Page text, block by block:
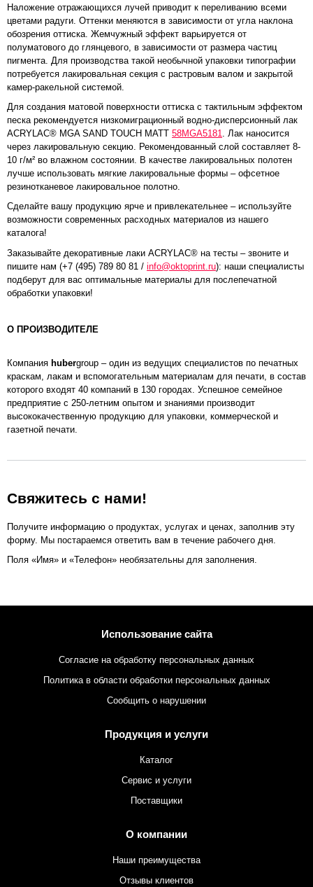
Наложение отражающихся лучей приводит к переливанию всеми
цветами радуги. Оттенки меняются в зависимости от угла наклона
обозрения оттиска. Жемчужный эффект варьируется от
полуматового до глянцевого, в зависимости от размера частиц
пигмента. Для производства такой необычной упаковки типографии
потребуется лакировальная секция с растровым валом и закрытой
камер-ракельной системой.
Для создания матовой поверхности оттиска с тактильным эффектом
песка рекомендуется низкомиграционный водно-дисперсионный лак
ACRYLAC® MGA SAND TOUCH MATT 58MGA5181. Лак наносится
через лакировальную секцию. Рекомендованный слой составляет 8-
10 г/м² во влажном состоянии. В качестве лакировальных полотен
лучше использовать мягкие лакировальные формы – офсетное
резинотканевое лакировальное полотно.
Сделайте вашу продукцию ярче и привлекательнее – используйте
возможности современных расходных материалов из нашего
каталога!
Заказывайте декоративные лаки ACRYLAC® на тесты – звоните и
пишите нам (+7 (495) 789 80 81 / info@oktoprint.ru): наши специалисты
подберут для вас оптимальные материалы для послепечатной
обработки упаковки!
О ПРОИЗВОДИТЕЛЕ
Компания hubergroup – один из ведущих специалистов по печатных
краскам, лакам и вспомогательным материалам для печати, в состав
которого входят 40 компаний в 130 городах. Успешное семейное
предприятие с 250-летним опытом и знаниями производит
высококачественную продукцию для упаковки, коммерческой и
газетной печати.
Свяжитесь с нами!
Получите информацию о продуктах, услугах и ценах, заполнив эту
форму. Мы постараемся ответить вам в течение рабочего дня.
Поля «Имя» и «Телефон» необязательны для заполнения.
Использование сайта
Согласие на обработку персональных данных
Политика в области обработки персональных данных
Сообщить о нарушении
Продукция и услуги
Каталог
Сервис и услуги
Поставщики
О компании
Наши преимущества
Отзывы клиентов